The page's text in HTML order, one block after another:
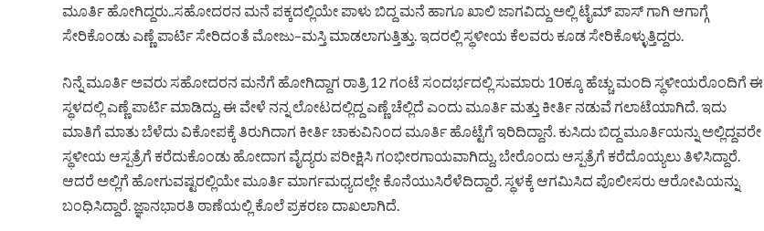
ಮೂರ್ತಿ ಹೋಗಿದ್ದರು..ಸಹೋದರನ ಮನೆ ಪಕ್ಕದಲ್ಲಿಯೇ ಪಾಳು ಬಿದ್ದ ಮನೆ ಹಾಗೂ ಖಾಲಿ ಜಾಗವಿದ್ದು ಅಲ್ಲಿ ಟೈಮ್ ಪಾಸ್ ‍ಗಾಗಿ ಆಗಾಗ್ಗೆ
ಸೇರಿಕೊಂಡು ಎಣ್ಣೆ ಪಾರ್ಟಿ ಸೇರಿದಂತೆ ಮೋಜು–ಮಸ್ತಿ ಮಾಡಲಾಗುತ್ತಿತ್ತು. ಇದರಲ್ಲಿ ಸ್ಥಳೀಯ ಕೆಲವರು ಕೂಡ ಸೇರಿಕೊಳ್ಳುತ್ತಿದ್ದರು.
ನಿನ್ನೆ ಮೂರ್ತಿ ಅವರು ಸಹೋದರನ ಮನೆಗೆ ಹೋಗಿದ್ದಾಗ ರಾತ್ರಿ 12 ಗಂಟೆ ಸಂದರ್ಭದಲ್ಲಿ ಸುಮಾರು 10ಕ್ಕೂ ಹೆಚ್ಚು ಮಂದಿ ಸ್ಥಳೀಯರೊಂದಿಗೆ ಈ
ಸ್ಥಳದಲ್ಲಿ ಎಣ್ಣೆ ಪಾರ್ಟಿ ಮಾಡಿದ್ದು, ಈ ವೇಳೆ ನನ್ನ ಲೋಟದಲ್ಲಿದ್ದ ಎಣ್ಣೆ ಚೆಲ್ಲಿದೆ ಎಂದು ಮೂರ್ತಿ ಮತ್ತು ಕೀರ್ತಿ ನಡುವೆ ಗಲಾಟೆಯಾಗಿದೆ. ಇದು
ಮಾತಿಗೆ ಮಾತು ಬೆಳೆದು ವಿಕೋಪಕ್ಕೆ ತಿರುಗಿದಾಗ ಕೀರ್ತಿ ಚಾಕುವಿನಿಂದ ಮೂರ್ತಿ ಹೊಟ್ಟೆಗೆ ಇರಿದಿದ್ದಾನೆ. ಕುಸಿದು ಬಿದ್ದ ಮೂರ್ತಿಯನ್ನು ಅಲ್ಲಿದ್ದವರೇ
ಸ್ಥಳೀಯ ಆಸ್ಪತ್ರೆಗೆ ಕರೆದುಕೊಂಡು ಹೋದಾಗ ವೈದ್ಯರು ಪರೀಕ್ಷಿಸಿ ಗಂಭೀರಗಾಯವಾಗಿದ್ದು, ಬೇರೊಂದು ಆಸ್ಪತ್ರೆಗೆ ಕರೆದೊಯ್ಯಲು ತಿಳಿಸಿದ್ದಾರೆ.
ಆದರೆ ಅಲ್ಲಿಗೆ ಹೋಗುವಷ್ಟರಲ್ಲಿಯೇ ಮೂರ್ತಿ ಮಾರ್ಗಮಧ್ಯದಲ್ಲೇ ಕೊನೆಯುಸಿರೆಳೆದಿದ್ದಾರೆ. ಸ್ಥಳಕ್ಕೆ ಆಗಮಿಸಿದ ಪೊಲೀಸರು ಆರೋಪಿಯನ್ನು
ಬಂಧಿಸಿದ್ದಾರೆ. ಜ್ಞಾನಭಾರತಿ ಠಾಣೆಯಲ್ಲಿ ಕೊಲೆ ಪ್ರಕರಣ ದಾಖಲಾಗಿದೆ.